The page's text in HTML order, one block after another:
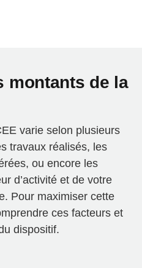
montants de la
varie selon plusieurs
travaux réalisés, les
ou encore les
d’activité et de votre
Pour maximiser cette
ces facteurs et
dispositif.